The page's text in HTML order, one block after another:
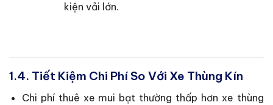
kiện vải lớn.
1.4. Tiết Kiệm Chi Phí So Với Xe Thùng Kín
Chi phí thuê xe mui bạt thường thấp hơn xe thùng